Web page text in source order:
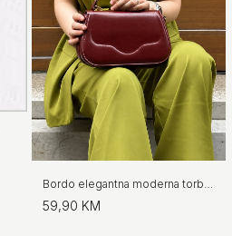
59,90 KM